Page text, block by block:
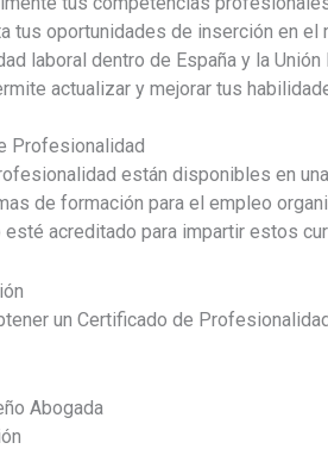
tus oportunidades de inserción en el
laboral dentro de España y la Unión
actualizar y mejorar tus
Profesionalidad
están disponibles en
de formación para el empleo
acreditado para impartir estos
un Certificado de
Abogada